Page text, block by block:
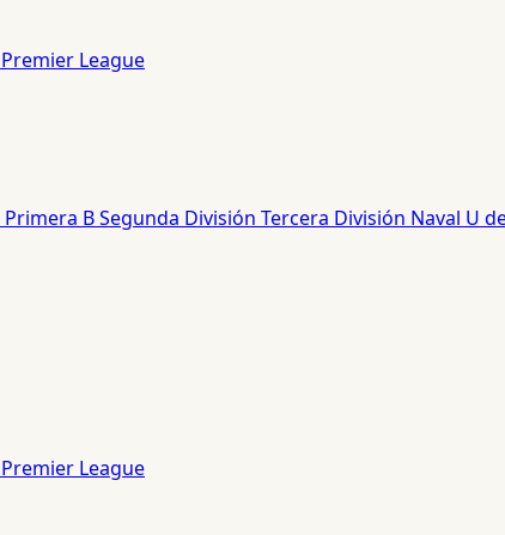
Premier League
Primera BSegunda División Tercera División Naval U
Premier League